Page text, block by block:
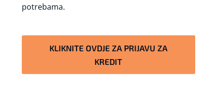
potrebama.
KLIKNITE OVDJE ZA PRIJAVU ZA
KREDIT